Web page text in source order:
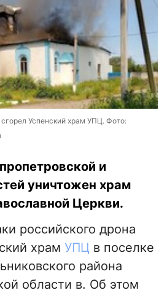
Успенский храм УПЦ. Фото:
и
уничтожен храм
Церкви.
российского дрона
храм УПЦ в поселке
района
области в. Об этом